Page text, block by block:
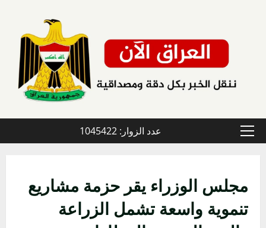
القائمة
عدد الزوار: 1045422
مجلس الوزراء يقر حزمة مشاريع
تنموية واسعة تشمل الزراعة